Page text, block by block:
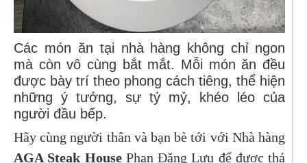
Các món ăn tại nhà hàng không chỉ ngon
mà còn vô cùng bắt mắt. Mỗi món ăn đều
được bày trí theo phong cách tiêng, thể hiện
những ý tưởng, sự tỷ mỷ, khéo léo của
người đầu bếp.
Hãy cùng người thân và bạn bè tới với Nhà hàng
AGA Steak HousePhan Đăng Lưu để được thả